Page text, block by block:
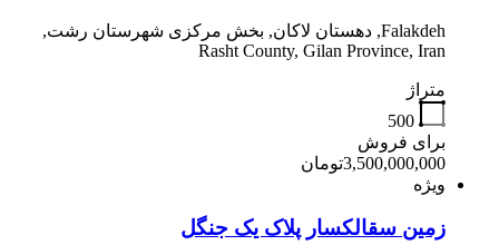
Falakdeh, دهستان لاکان, بخش مرکزی شهرستان رشت,
Rasht County, Gilan Province, Iran
متراژ
500
برای فروش
3,500,000,000تومان
ویژه
زمین سقالکسار پلاک یک جنگل